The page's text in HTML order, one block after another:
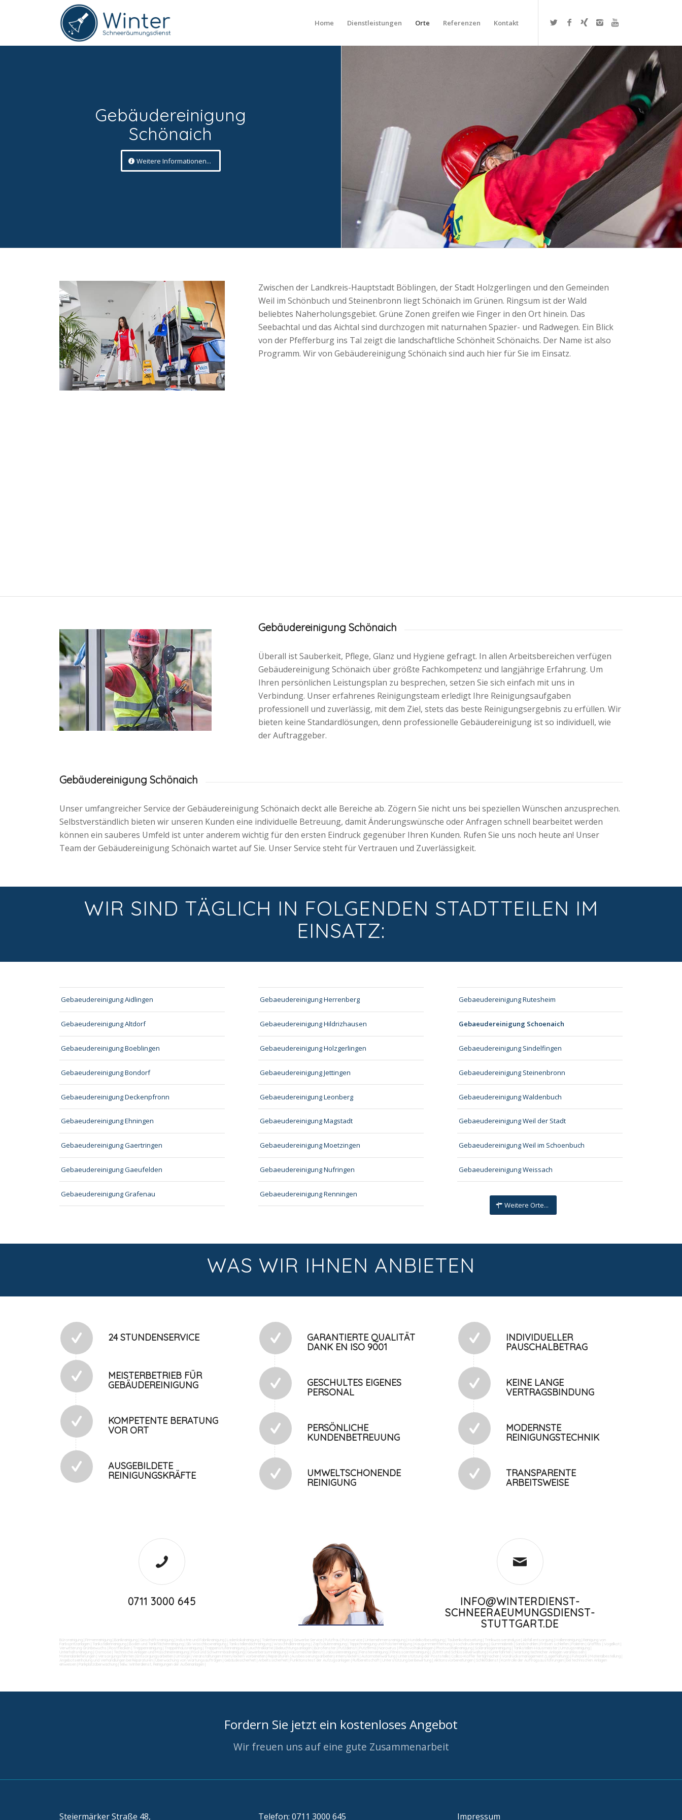
Home Dienstleistungen Orte Referenzen Kontakt
Gebäudereinigung
Schönaich
Weitere Informationen...
Zwischen der Landkreis-Hauptstadt Böblingen, der Stadt Holzgerlingen und den Gemeinden
Weil im Schönbuch und Steinenbronn liegt Schönaich im Grünen. Ringsum ist der Wald
beliebtes Naherholungsgebiet. Grüne Zonen greifen wie Finger in den Ort hinein. Das
Seebachtal und das Aichtal sind durchzogen mit naturnahen Spazier- und Radwegen. Ein Blick
von der Pfefferburg ins Tal zeigt die landschaftliche Schönheit Schönaichs. Der Name ist also
Programm. Wir von Gebäudereinigung Schönaich sind auch hier für Sie im Einsatz.
Gebäudereinigung Schönaich
Überall ist Sauberkeit, Pflege, Glanz und Hygiene gefragt. In allen Arbeitsbereichen verfügen
Gebäudereinigung Schönaich über größte Fachkompetenz und langjährige Erfahrung. Um
Ihren persönlichen Leistungsplan zu besprechen, setzen Sie sich einfach mit uns in
Verbindung. Unser erfahrenes Reinigungsteam erledigt Ihre Reinigungsaufgaben
professionell und zuverlässig, mit dem Ziel, stets das beste Reinigungsergebnis zu erfüllen. Wir
bieten keine Standardlösungen, denn professionelle Gebäudereinigung ist so individuell, wie
der Auftraggeber.
Gebäudereinigung Schönaich
Unser umfangreicher Service der Gebäudereinigung Schönaich deckt alle Bereiche ab. Zögern Sie nicht uns bei speziellen Wünschen anzusprechen.
Selbstverständlich bieten wir unseren Kunden eine individuelle Betreuung, damit Änderungswünsche oder Anfragen schnell bearbeitet werden
können ein sauberes Umfeld ist unter anderem wichtig für den ersten Eindruck gegenüber Ihren Kunden. Rufen Sie uns noch heute an! Unser
Team der Gebäudereinigung Schönaich wartet auf Sie. Unser Service steht für Vertrauen und Zuverlässigkeit.
WIR SIND TÄGLICH IN FOLGENDEN STADTTEILEN IM
EINSATZ:
Gebaeudereinigung Aidlingen
Gebaeudereinigung Altdorf
Gebaeudereinigung Boeblingen
Gebaeudereinigung Bondorf
Gebaeudereinigung Deckenpfronn
Gebaeudereinigung Ehningen
Gebaeudereinigung Gaertringen
Gebaeudereinigung Gaeufelden
Gebaeudereinigung Grafenau
Gebaeudereinigung Herrenberg
Gebaeudereinigung Hildrizhausen
Gebaeudereinigung Holzgerlingen
Gebaeudereinigung Jettingen
Gebaeudereinigung Leonberg
Gebaeudereinigung Magstadt
Gebaeudereinigung Moetzingen
Gebaeudereinigung Nufringen
Gebaeudereinigung Renningen
Gebaeudereinigung Rutesheim
Gebaeudereinigung Schoenaich
Gebaeudereinigung Sindelfingen
Gebaeudereinigung Steinenbronn
Gebaeudereinigung Waldenbuch
Gebaeudereinigung Weil der Stadt
Gebaeudereinigung Weil im Schoenbuch
Gebaeudereinigung Weissach
Weitere Orte...
WAS WIR IHNEN ANBIETEN
24 STUNDENSERVICE
MEISTERBETRIEB FÜR
GEBÄUDEREINIGUNG
KOMPETENTE BERATUNG
VOR ORT
AUSGEBILDETE
REINIGUNGSKRÄFTE
GARANTIERTE QUALITÄT
DANK EN ISO 9001
GESCHULTES EIGENES
PERSONAL
PERSÖNLICHE
KUNDENBETREUUNG
UMWELTSCHONENDE
REINIGUNG
INDIVIDUELLER
PAUSCHALBETRAG
KEINE LANGE
VERTRAGSBINDUNG
MODERNSTE
REINIGUNGSTECHNIK
TRANSPARENTE
ARBEITSWEISE
0711 3000 645
INFO@WINTERDIENST-
SCHNEERAEUMUNGSDIENST-
STUTTGART.DE
Büroreinigung |Firmenreinigung |Bankreinigung Geschäftsreinigung |Industrie und Fabrikreinigung |Ladenlokalreinigung Toilettenreinigung Gewerbe Service |Putzfrau |Putzservice |Unternehmensreinigung |Hundekotbeseitigung Taubenkotbeseitung Trinkwasseranalyse Abfall entsorgung |Hallenreinigung |Reinigung von
Farbspritzanlagen
Tankstellenreinigung |Boden und Tankflächenreinigung SB-Waschboxreinigung Tankstellendachreinigung Waschhallenreinigung Zapfsäulenreinigung Teppichreinigung und Polsterreinigung |Kaugummientfernung |Hochdruckreinigung Gummiabrieb | Sandstrahlen |Fräsen schleifen |Polieren Graffitis Vogelkot
Verwitterung Grünbewuchs
|Rostflecken Treppenreinigung Treppenhausreinigung Treppenstufenreinigung |Leuchtreklame |Beleuchtungsanlagen |Bürofenster |Putzdienst |Putzfirma |Norovirus |Photovoltaikanlagen |Photovoltaikreinigung Solaranlagenreinigung Tankstellen-Hausmeister |Umzugsreinigung
Unterhaltsreinigung Osmose Technische Anlagen und Maschinenreinigung |Pool und Schwimmbadreinigung Gewerberaumreinigung |Hausmeisterdienst Jalousienreinigung |Fensterreinigung |Fitnesscenterreinigung Zutritt und Schlüsselverwaltung |Kurierfahrten Wartung technicher Anlagen veranlassen
Materialanlieferungen
Versorgungsfahrten |Entsorgungsarbeiten |Umzüge Veranstaltungen intern/extern vorbereiten Reparaturen (Ausbesserungsarbeiten) intern/extern Automatenwartung |Unterstützung der Poststelle Collico-Koffer fertigmachen Vordrucksmanagement (Lagerhaltung) |Fuhrpark |Materialbestellung
Angebotseinholung und Verhandlungen bei Reparaturen
Überwachung von Wartungsaufträgen Gebäudesicherheit Arbeitssicherheit |Funktionstest der Aufzugsanlagen |Rufbereitschaft |Unterstützung bei Bewirtung Aktionsvorbereitungen Schließdienst |Kontrolle der Auftragsausführungen
bei technischen Anlagen
einweisen
|Parkplatzüberwachung |teilw. Winterdienst, Reinigungen der Außenanlagen
Fordern Sie jetzt ein kostenloses Angebot
Wir freuen uns auf eine gute Zusammenarbeit
Steiermärker Straße 48, Telefon: 0711 3000 645 Impressum